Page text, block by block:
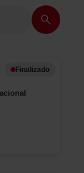
Buscar
Finalizado